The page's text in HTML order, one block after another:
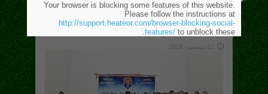
نادي مدينة نصر صحراء جرداء لا حمامات فيها ولا
ماء
21 ديسمبر، 2018
Your browser is blocking some features of this website.
Please follow the instructions at
http://support.heateor.com/browser-blocking-social-
features/ to unblock these.